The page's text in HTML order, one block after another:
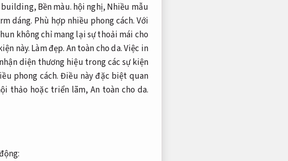
building, Bền màu. hội nghị, Nhiều mẫu
dáng. Phù hợp nhiều phong cách. Với
không chỉ mang lại sự thoải mái cho
này. Làm đẹp. An toàn cho da.Việc in
diện thương hiệu trong các sự kiện
phong cách. Điều này đặc biệt quan
thảo hoặc triển lãm, An toàn cho da.